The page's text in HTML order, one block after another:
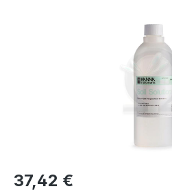
Regulärer Preis:
37,42 €